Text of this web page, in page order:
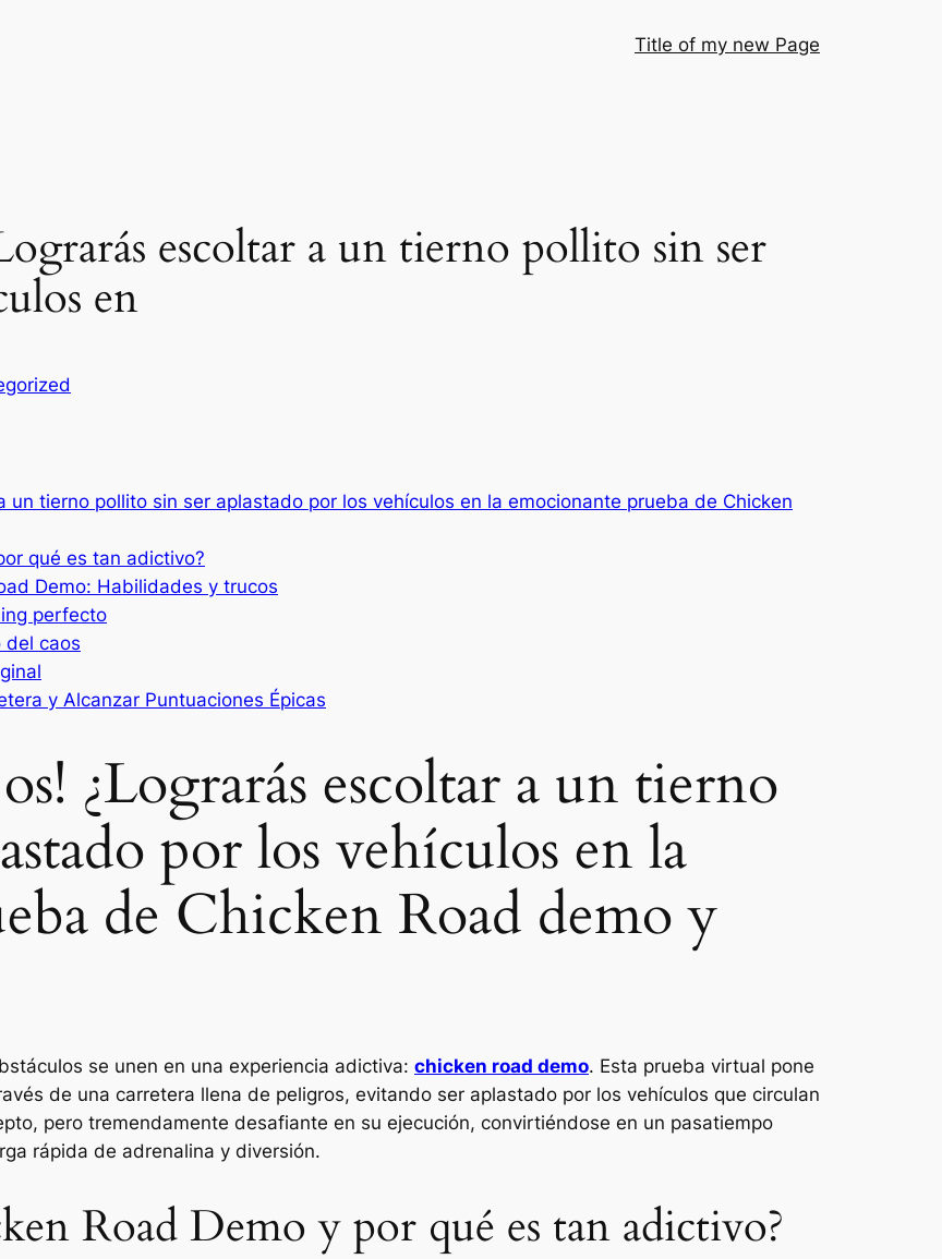
Title of my new Page
escoltar a un tierno pollito sin ser
en
un tierno pollito sin ser aplastado por los vehículos en la emocionante prueba de Chicken
qué es tan adictivo?
Demo: Habilidades y trucos
perfecto
del caos
y Alcanzar Puntuaciones Épicas
¿Lograrás escoltar a un tierno
por los vehículos en la
de Chicken Road demo y
se unen en una experiencia adictiva: chicken road demo. Esta prueba virtual pone
de una carretera llena de peligros, evitando ser aplastado por los vehículos que circulan
pero tremendamente desafiante en su ejecución, convirtiéndose en un pasatiempo
rápida de adrenalina y diversión.
Road Demo y por qué es tan adictivo?